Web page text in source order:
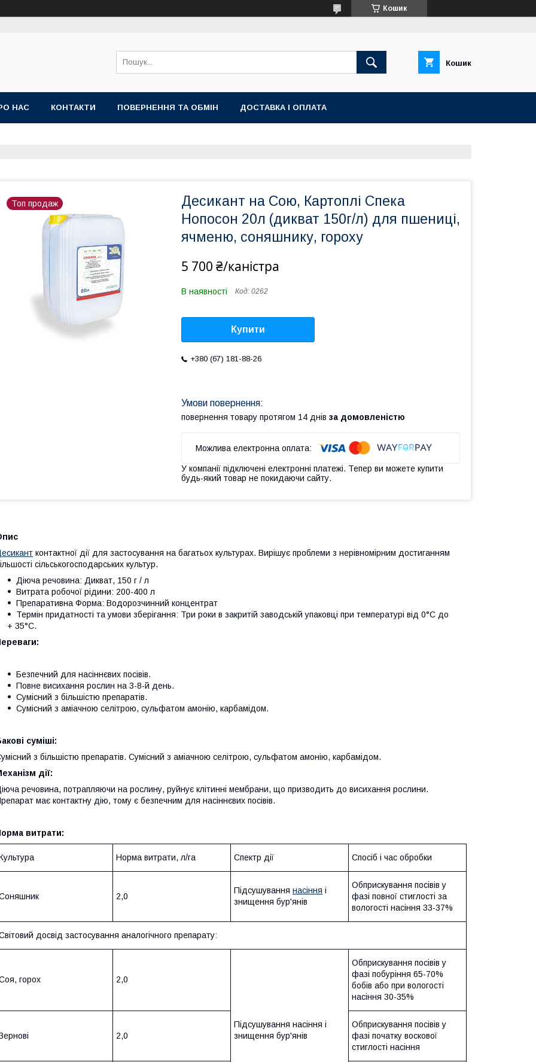
Кошик
Кошик
НАС КОНТАКТИ ПОВЕРНЕННЯ ТА ОБМІН ДОСТАВКА І ОПЛАТА
Топ продаж
Десикант на Сою, Картоплі Спека
Нопосон 20л (дикват 150г/л) для пшениці,
ячменю, соняшнику, гороху
5 700 ₴/каністра
В наявності Код: 0262
Купити
+380 (67) 181-88-26
повернення товару протягом 14 днів за домовленістю
У компанії підключені електронні платежі. Тепер ви можете купити
будь-який товар не покидаючи сайту.
контактної дії для застосування на багатьох культурах. Вирішує проблеми з нерівномірним достиганням
сільськогосподарських культур.
Діюча речовина: Дикват, 150 г / л
Витрата робочої рідини: 200-400 л
Препаративна Форма: Водорозчинний концентрат
Термін придатності та умови зберігання: Три роки в закритій заводській упаковці при температурі від 0°С до
+ 35°С.
Безпечний для насіннєвих посівів.
Повне висихання рослин на 3-8-й день.
Сумісний з більшістю препаратів.
Сумісний з аміачною селітрою, сульфатом амонію, карбамідом.
суміші:
з більшістю препаратів. Сумісний з аміачною селітрою, сульфатом амонію, карбамідом.
дії:
речовина, потрапляючи на рослину, руйнує клітинні мембрани, що призводить до висихання рослини.
має контактну дію, тому є безпечним для насіннєвих посівів.
витрати:
Норма витрати, л/га Спектр дії Спосіб і час обробки
2,0
Підсушування насіння і
знищення бур'янів
Обприскування посівів у
фазі повної стиглості за
вологості насіння 33-37%
досвід застосування аналогічного препарату:
горох 2,0
Підсушування насіння і
знищення бур'янів
Обприскування посівів у
фазі побуріння 65-70%
бобів або при вологості
насіння 30-35%
2,0
Обприскування посівів у
фазі початку воскової
стиглості насіння